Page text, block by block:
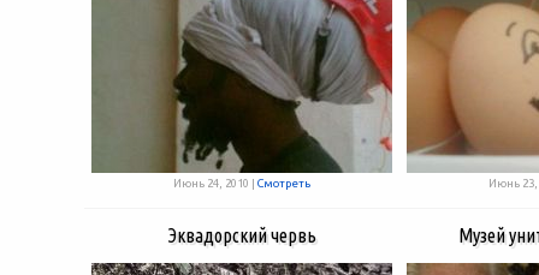
Июнь 24, 2010 | Смотреть Июнь 23,
Эквадорский червь Музей